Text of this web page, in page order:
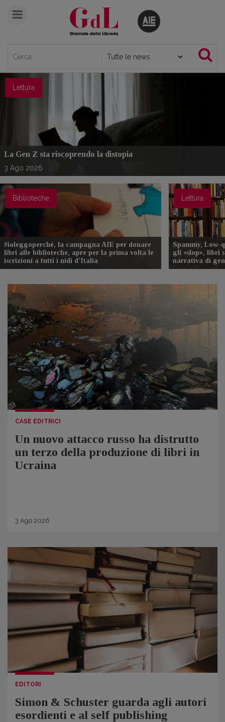
Giornale della Libreria
Siamo un network informativo che dal 1888
Lettura
La Gen Z sta riscoprendo la distopia
3 Ago 2026
Biblioteche
#ioleggoperché, la campagna AIE per donare
libri alle biblioteche, apre per la prima volta le
iscrizioni a tutti i nidi d'Italia
Lettura
Spammy, Low-
gli «slop», libri
narrativa di
CASE EDITRICI
Un nuovo attacco russo ha distrutto
un terzo della produzione di libri in
Ucraina
3 Ago 2026
EDITORI
Simon & Schuster guarda agli autori
esordienti e al self publishing